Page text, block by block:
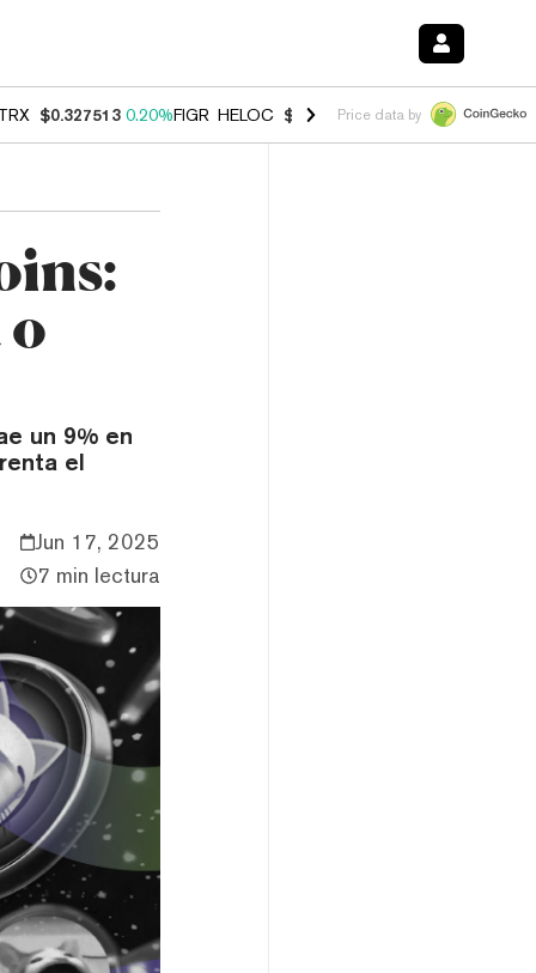
$0.327513 0.20%FIGR_HELOC $1.007 -2.70%HYPE $54.66 -
Price data by
un 9% en
el
Jun 17, 2025
7 min lectura